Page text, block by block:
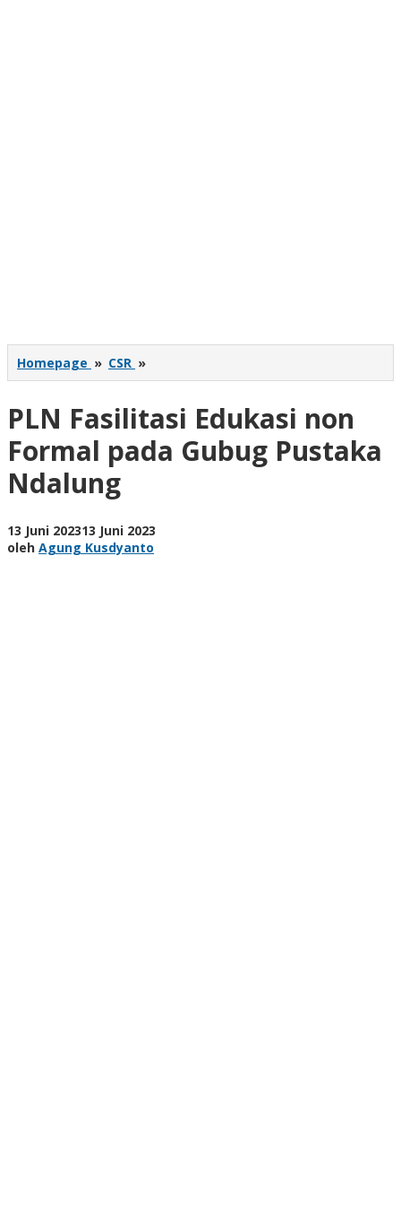
Homepage » CSR »
Fasilitasi
non
Formal
pada
Gubug
PLN Fasilitasi Edukasi non
Formal pada Gubug Pustaka
Ndalung
13 Juni 202313 Juni 2023
oleh Agung Kusdyanto